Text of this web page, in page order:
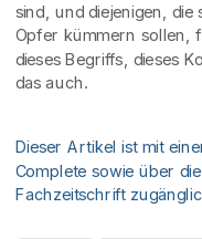
sind, und diejenigen,
Opfer kümmern sollen,
dieses Begriffs, dieses
das auch.
Dieser Artikel ist mit
Complete sowie über
Fachzeitschrift